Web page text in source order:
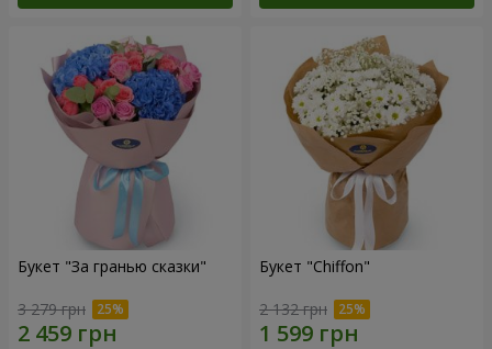
Букет "За гранью сказки"
3 279 грн
Букет "Chiffon"
2 132 грн